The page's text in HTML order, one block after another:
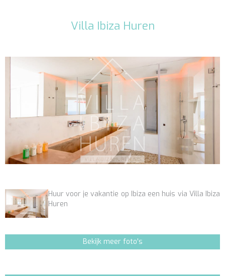
Villa Ibiza Huren
Huur voor je vakantie op Ibiza een huis via Villa Ibiza
Huren
Bekijk meer foto's